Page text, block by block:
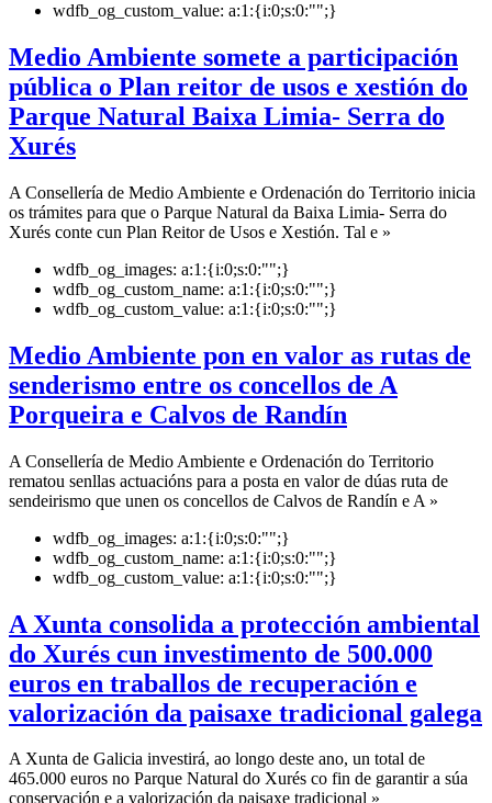
wdfb_og_custom_value: a:1:{i:0;s:0:"";}
Medio Ambiente somete a participación
pública o Plan reitor de usos e xestión do
Parque Natural Baixa Limia- Serra do
Xurés
A Consellería de Medio Ambiente e Ordenación do Territorio inicia
os trámites para que o Parque Natural da Baixa Limia- Serra do
Xurés conte cun Plan Reitor de Usos e Xestión. Tal e »
wdfb_og_images: a:1:{i:0;s:0:"";}
wdfb_og_custom_name: a:1:{i:0;s:0:"";}
wdfb_og_custom_value: a:1:{i:0;s:0:"";}
Medio Ambiente pon en valor as rutas de
senderismo entre os concellos de A
Porqueira e Calvos de Randín
A Consellería de Medio Ambiente e Ordenación do Territorio
rematou senllas actuacións para a posta en valor de dúas ruta de
sendeirismo que unen os concellos de Calvos de Randín e A »
wdfb_og_images: a:1:{i:0;s:0:"";}
wdfb_og_custom_name: a:1:{i:0;s:0:"";}
wdfb_og_custom_value: a:1:{i:0;s:0:"";}
A Xunta consolida a protección ambiental
do Xurés cun investimento de 500.000
euros en traballos de recuperación e
valorización da paisaxe tradicional galega
A Xunta de Galicia investirá, ao longo deste ano, un total de
465.000 euros no Parque Natural do Xurés co fin de garantir a súa
conservación e a valorización da paisaxe tradicional »